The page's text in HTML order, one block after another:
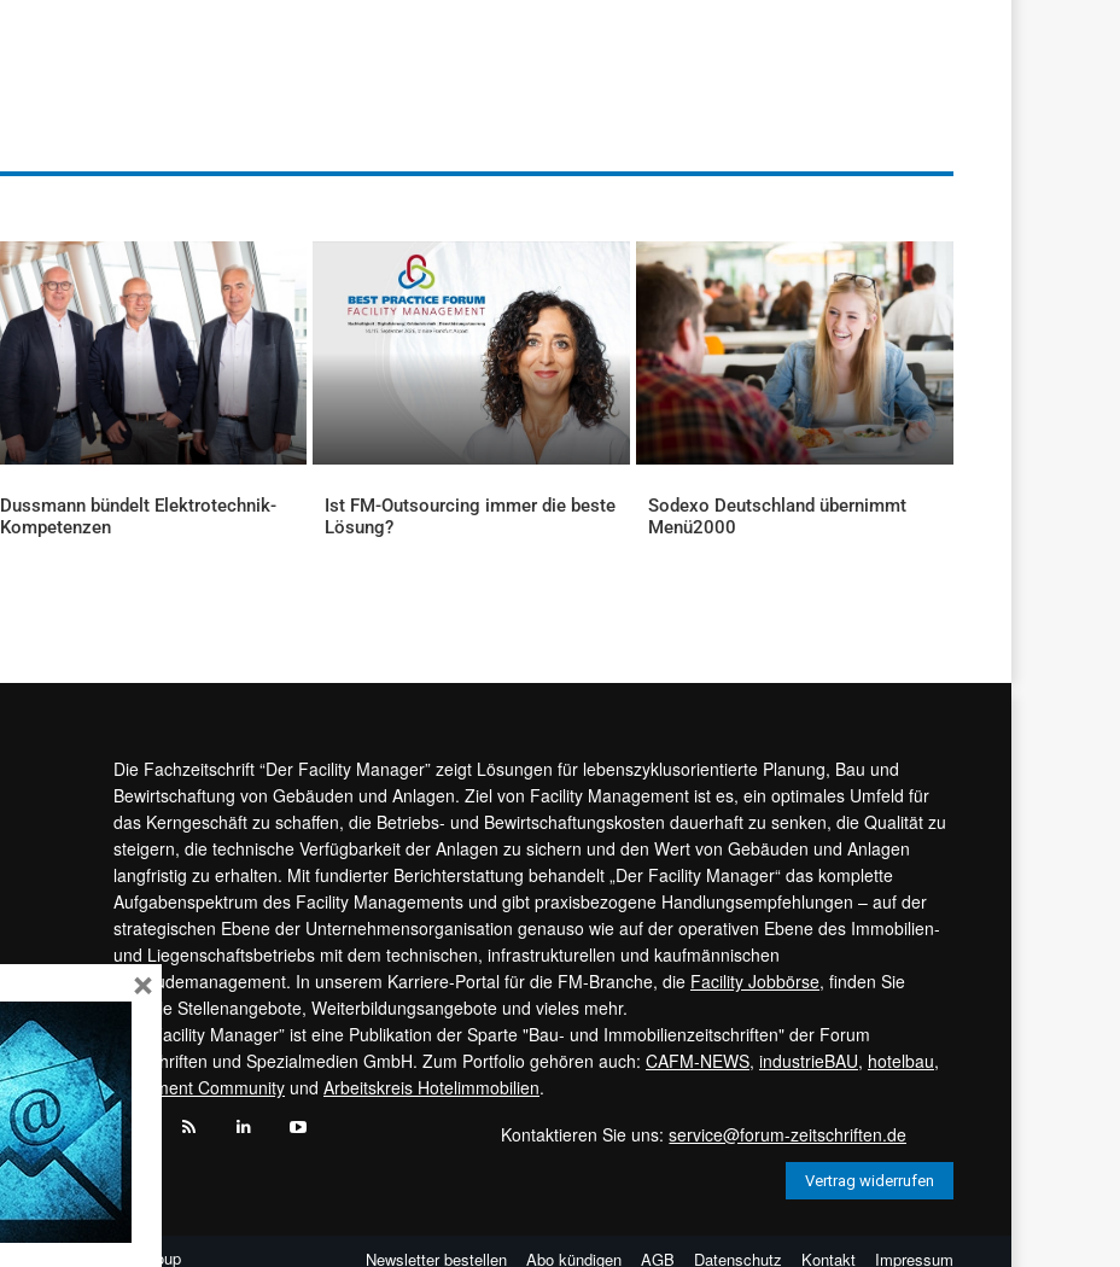
Dussmann bündelt Elektrotechnik-
Kompetenzen
Ist FM-Outsourcing immer die beste
Lösung?
Sodexo Deutschland übernimmt
Menü2000
Die Fachzeitschrift “Der Facility Manager” zeigt Lösungen für lebenszyklusorientierte Planung, Bau und
Bewirtschaftung von Gebäuden und Anlagen. Ziel von Facility Management ist es, ein optimales Umfeld für
das Kerngeschäft zu schaffen, die Betriebs- und Bewirtschaftungskosten dauerhaft zu senken, die Qualität zu
steigern, die technische Verfügbarkeit der Anlagen zu sichern und den Wert von Gebäuden und Anlagen
langfristig zu erhalten. Mit fundierter Berichterstattung behandelt „Der Facility Manager“ das komplette
Aufgabenspektrum des Facility Managements und gibt praxisbezogene Handlungsempfehlungen – auf der
strategischen Ebene der Unternehmensorganisation genauso wie auf der operativen Ebene des Immobilien-
und Liegenschaftsbetriebs mit dem technischen, infrastrukturellen und kaufmännischen
Gebäudemanagement. In unserem Karriere-Portal für die FM-Branche, die Facility Jobbörse, finden Sie
aktuelle Stellenangebote, Weiterbildungsangebote und vieles mehr.
“Der Facility Manager” ist eine Publikation der Sparte "Bau- und Immobilienzeitschriften" der Forum
Zeitschriften und Spezialmedien GmbH. Zum Portfolio gehören auch: CAFM-NEWS, industrieBAU, hotelbau,
Apartment Community und Arbeitskreis Hotelimmobilien.
Kontaktieren Sie uns:service@forum-zeitschriften.de
Vertrag widerrufen
FORUM Media Group Newsletter bestellen Abo kündigen AGB Datenschutz Kontakt Impressum
×